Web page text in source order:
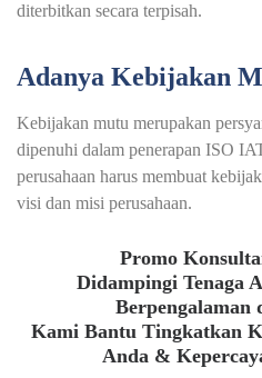
diterbitkan secara terpisah.
Adanya Kebijakan
Kebijakan mutu merupakan
dipenuhi dalam penerapan ISO
perusahaan harus membuat
visi dan misi perusahaan.
Promo
Didampingi Tenaga
Berpengalaman
Kami Bantu Tingkatkan
Anda &